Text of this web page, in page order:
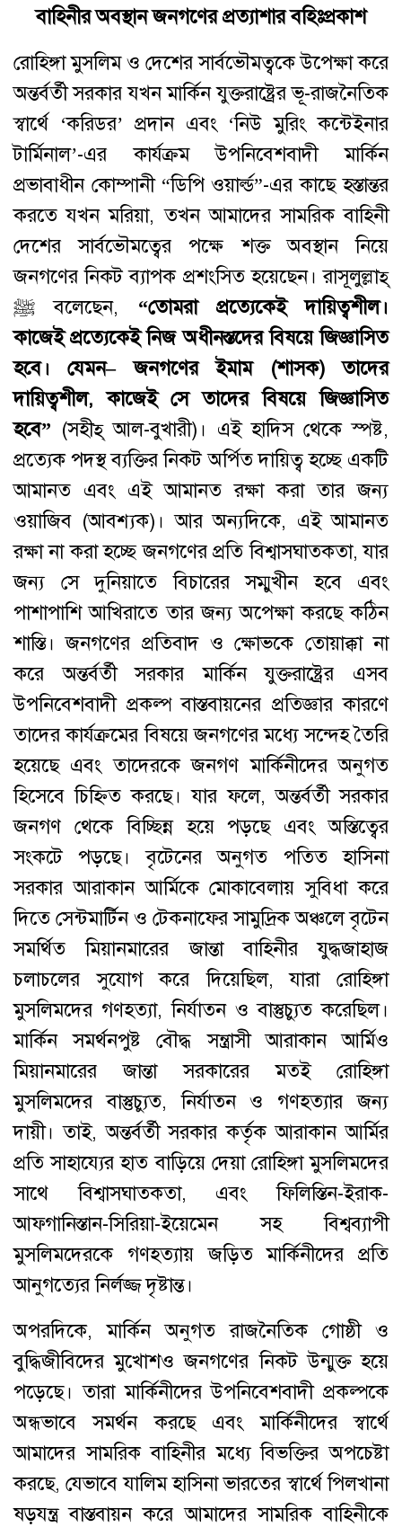
বাহিনীর অবস্থান জনগণের প্রত্যাশার বহিঃপ্রকাশ
রোহিঙ্গা মুসলিম ও দেশের সার্বভৌমত্বকে উপেক্ষা করে
অন্তর্বর্তী সরকার যখন মার্কিন যুক্তরাষ্ট্রের ভূ-রাজনৈতিক
স্বার্থে ‘করিডর’ প্রদান এবং ‘নিউ মুরিং কন্টেইনার
টার্মিনাল’-এর কার্যক্রম উপনিবেশবাদী মার্কিন
প্রভাবাধীন কোম্পানী “ডিপি ওয়ার্ল্ড”-এর কাছে হস্তান্তর
করতে যখন মরিয়া, তখন আমাদের সামরিক বাহিনী
দেশের সার্বভৌমত্বের পক্ষে শক্ত অবস্থান নিয়ে
জনগণের নিকট ব্যাপক প্রশংসিত হয়েছেন। রাসূলুল্লাহ্‌
ﷺ বলেছেন, “তোমরা প্রত্যেকেই দায়িত্বশীল।
কাজেই প্রত্যেকেই নিজ অধীনস্তদের বিষয়ে জিজ্ঞাসিত
হবে। যেমন–জনগণের ইমাম (শাসক)তাদের
দায়িত্বশীল,কাজেই সে তাদের বিষয়ে জিজ্ঞাসিত
হবে” (সহীহ্‌ আল-বুখারী)। এই হাদিস থেকে স্পষ্ট,
প্রত্যেক পদস্থ ব্যক্তির নিকট অর্পিত দায়িত্ব হচ্ছে একটি
আমানত এবং এই আমানত রক্ষা করা তার জন্য
ওয়াজিব (আবশ্যক)। আর অন্যদিকে, এই আমানত
রক্ষা না করা হচ্ছে জনগণের প্রতি বিশ্বাসঘাতকতা, যার
জন্য সে দুনিয়াতে বিচারের সম্মুখীন হবে এবং
পাশাপাশি আখিরাতে তার জন্য অপেক্ষা করছে কঠিন
শাস্তি। জনগণের প্রতিবাদ ও ক্ষোভকে তোয়াক্কা না
করে অন্তর্বর্তী সরকার মার্কিন যুক্তরাষ্ট্রের এসব
উপনিবেশবাদী প্রকল্প বাস্তবায়নের প্রতিজ্ঞার কারণে
তাদের কার্যক্রমের বিষয়ে জনগণের মধ্যে সন্দেহ তৈরি
হয়েছে এবং তাদেরকে জনগণ মার্কিনীদের অনুগত
হিসেবে চিহ্নিত করছে। যার ফলে, অন্তর্বর্তী সরকার
জনগণ থেকে বিচ্ছিন্ন হয়ে পড়ছে এবং অস্তিত্বের
সংকটে পড়ছে। বৃটেনের অনুগত পতিত হাসিনা
সরকার আরাকান আর্মিকে মোকাবেলায় সুবিধা করে
দিতে সেন্টমার্টিন ও টেকনাফের সামুদ্রিক অঞ্চলে বৃটেন
সমর্থিত মিয়ানমারের জান্তা বাহিনীর যুদ্ধজাহাজ
চলাচলের সুযোগ করে দিয়েছিল, যারা রোহিঙ্গা
মুসলিমদের গণহত্যা, নির্যাতন ও বাস্তুচ্যুত করেছিল।
মার্কিন সমর্থনপুষ্ট বৌদ্ধ সন্ত্রাসী আরাকান আর্মিও
মিয়ানমারের জান্তা সরকারের মতই রোহিঙ্গা
মুসলিমদের বাস্তুচ্যুত, নির্যাতন ও গণহত্যার জন্য
দায়ী। তাই, অন্তর্বর্তী সরকার কর্তৃক আরাকান আর্মির
প্রতি সাহায্যের হাত বাড়িয়ে দেয়া রোহিঙ্গা মুসলিমদের
সাথে বিশ্বাসঘাতকতা, এবং ফিলিস্তিন-ইরাক-
আফগানিস্তান-সিরিয়া-ইয়েমেন সহ বিশ্বব্যাপী
মুসলিমদেরকে গণহত্যায় জড়িত মার্কিনীদের প্রতি
আনুগত্যের নির্লজ্জ দৃষ্টান্ত।
অপরদিকে, মার্কিন অনুগত রাজনৈতিক গোষ্ঠী ও
বুদ্ধিজীবিদের মুখোশও জনগণের নিকট উন্মুক্ত হয়ে
পড়েছে। তারা মার্কিনীদের উপনিবেশবাদী প্রকল্পকে
অন্ধভাবে সমর্থন করছে এবং মার্কিনীদের স্বার্থে
আমাদের সামরিক বাহিনীর মধ্যে বিভক্তির অপচেষ্টা
করছে, যেভাবে যালিম হাসিনা ভারতের স্বার্থে পিলখানা
ষড়যন্ত্র বাস্তবায়ন করে আমাদের সামরিক বাহিনীকে